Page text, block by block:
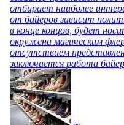
отбирает наиболее
от байеров зависит
в конце концов, будет
окружена магическим
отсутствием
заключается работа